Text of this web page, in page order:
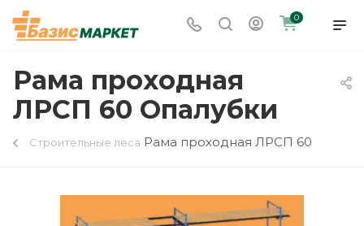
0
Рама проходная
ЛРСП 60 Опалубки
Строительные леса Рама проходная ЛРСП 60